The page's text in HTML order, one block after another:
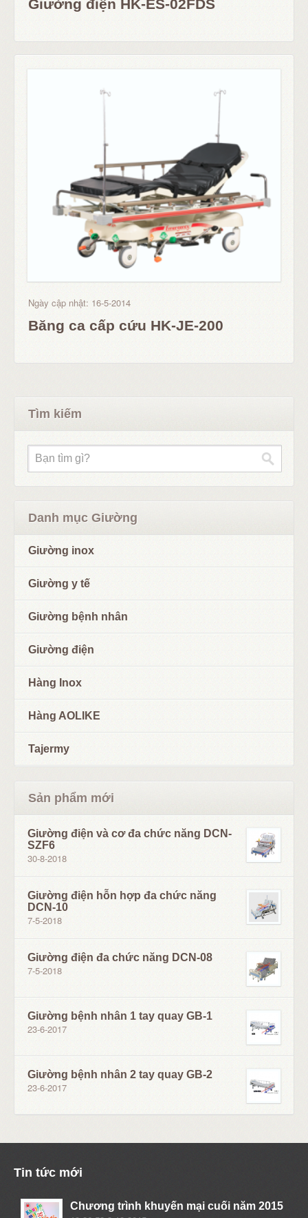
Giường điện HK-ES-02FDS
Ngày cập nhật: 16-5-2014
Băng ca cấp cứu HK-JE-200
Tìm kiếm
Danh mục Giường
Giường inox
Giường y tế
Giường bệnh nhân
Giường điện
Hàng Inox
Hàng AOLIKE
Tajermy
Sản phẩm mới
Giường điện và cơ đa chức năng DCN-
SZF6
30-8-2018
Giường điện hỗn hợp đa chức năng
DCN-10
7-5-2018
Giường điện đa chức năng DCN-08
7-5-2018
Giường bệnh nhân 1 tay quay GB-1
23-6-2017
Giường bệnh nhân 2 tay quay GB-2
23-6-2017
Tin tức mới
Chương trình khuyến mại cuối năm 2015